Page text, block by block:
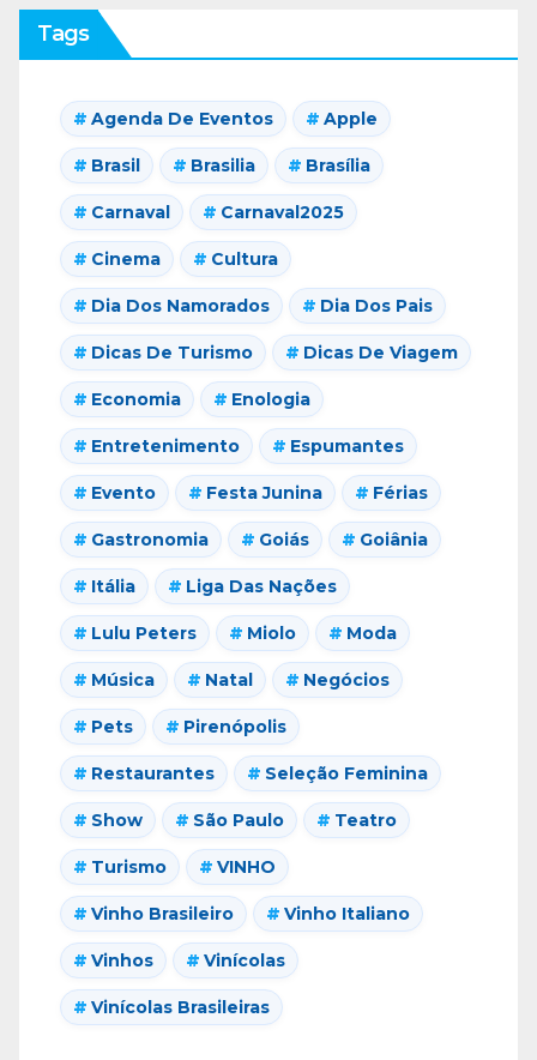
Tags
Agenda De Eventos Apple
Brasil Brasilia Brasília
Carnaval Carnaval2025
Cinema Cultura
Dia Dos Namorados Dia Dos Pais
Dicas De Turismo Dicas De Viagem
Economia Enologia
Entretenimento Espumantes
Evento Festa Junina Férias
Gastronomia Goiás Goiânia
Itália Liga Das Nações
Lulu Peters Miolo Moda
Música Natal Negócios
Pets Pirenópolis
Restaurantes Seleção Feminina
Show São Paulo Teatro
Turismo VINHO
Vinho Brasileiro Vinho Italiano
Vinhos Vinícolas
Vinícolas Brasileiras